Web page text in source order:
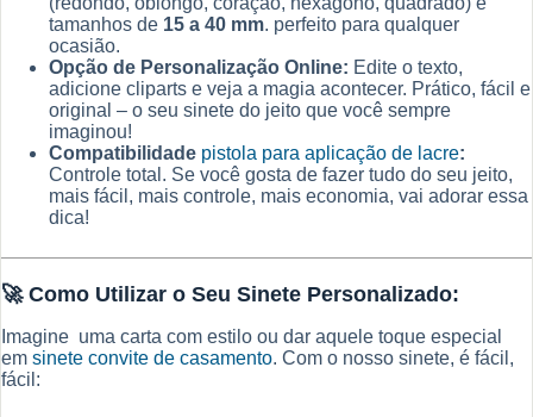
tamanhos de 15 a 40 mm. perfeito para qualquer
ocasião.
Opção de Personalização Online: Edite o texto,
adicione cliparts e veja a magia acontecer. Prático, fácil e
original – o seu sinete do jeito que você sempre
imaginou!
Compatibilidade pistola para aplicação de lacre:
Controle total. Se você gosta de fazer tudo do seu jeito,
mais fácil, mais controle, mais economia, vai adorar essa
dica!
🚀 Como Utilizar o Seu Sinete Personalizado:
Imagine uma carta com estilo ou dar aquele toque especial
em sinete convite de casamento. Com o nosso sinete, é fácil,
fácil: